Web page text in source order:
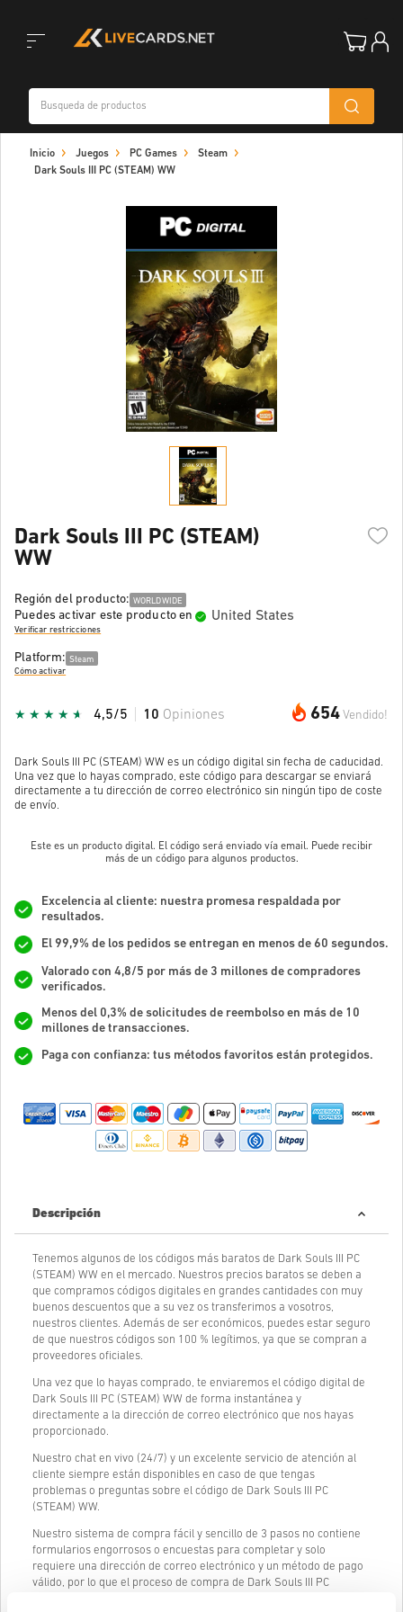
navigation
Inicio Juegos PC Games
Steam
Dark Souls III PC (STEAM) WW
Dark Souls III PC (STEAM)
WW
Región del producto: WORLDWIDE
Puedes activar este producto en United States
Verificar restricciones
Platform: Steam
Cómo activar
654 Vendido!
4,5/5 10 Opiniones
Dark Souls III PC (STEAM) WW es un código digital sin fecha de caducidad.
Una vez que lo hayas comprado, este código para descargar se enviará
directamente a tu dirección de correo electrónico sin ningún tipo de coste
de envío.
Este es un producto digital. El código será enviado vía email. Puede recibir
más de un código para algunos productos.
Excelencia al cliente: nuestra promesa respaldada por
resultados.
El 99,9% de los pedidos se entregan en menos de 60 segundos.
Valorado con 4,8/5 por más de 3 millones de compradores
verificados.
Menos del 0,3% de solicitudes de reembolso en más de 10
millones de transacciones.
Paga con confianza: tus métodos favoritos están protegidos.
Descripción
Tenemos algunos de los códigos más baratos de Dark Souls III PC
(STEAM) WW en el mercado. Nuestros precios baratos se deben a
que compramos códigos digitales en grandes cantidades con muy
buenos descuentos que a su vez os transferimos a vosotros,
nuestros clientes. Además de ser económicos, puedes estar seguro
de que nuestros códigos son 100 % legítimos, ya que se compran a
proveedores oficiales.
Una vez que lo hayas comprado, te enviaremos el código digital de
Dark Souls III PC (STEAM) WW de forma instantánea y
directamente a la dirección de correo electrónico que nos hayas
proporcionado.
Nuestro chat en vivo (24/7) y un excelente servicio de atención al
cliente siempre están disponibles en caso de que tengas
problemas o preguntas sobre el código de Dark Souls III PC
(STEAM) WW.
Nuestro sistema de compra fácil y sencillo de 3 pasos no contiene
formularios engorrosos o encuestas para completar y solo
requiere una dirección de correo electrónico y un método de pago
válido, por lo que el proceso de compra de Dark Souls III PC